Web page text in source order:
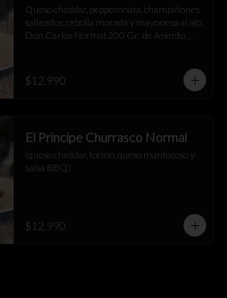
Queso cheddar, pepperonata, champiñones
salteados, cebolla morada y mayonesa al ajo.
Don Carlos Normal 200 Gr.  de Asiento
$12.990
El Principe Churrasco Normal
(queso cheddar, tocino, queso mantecoso y
salsa BBQ)
$12.990